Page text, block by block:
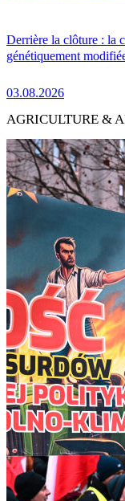
Derrière la clôture : la
génétiquement
03.08.2026
AGRICULTURE &